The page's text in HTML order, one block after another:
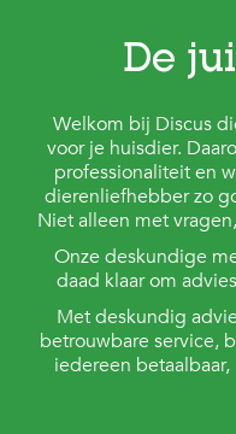
De
Welkom bij Discus
voor je huisdier.
professionaliteit en
dierenliefhebber zo
Niet alleen met
Onze deskundige
daad klaar om
Met deskundig
betrouwbare service,
iedereen